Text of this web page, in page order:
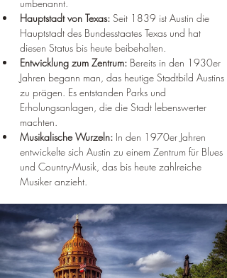
umbenannt.
Hauptstadt von Texas: Seit 1839 ist Austin die
Hauptstadt des Bundesstaates Texas und hat
diesen Status bis heute beibehalten.
Entwicklung zum Zentrum: Bereits in den 1930er
Jahren begann man, das heutige Stadtbild Austins
zu prägen. Es entstanden Parks und
Erholungsanlagen, die die Stadt lebenswerter
machten.
Musikalische Wurzeln: In den 1970er Jahren
entwickelte sich Austin zu einem Zentrum für Blues
und Country-Musik, das bis heute zahlreiche
Musiker anzieht.